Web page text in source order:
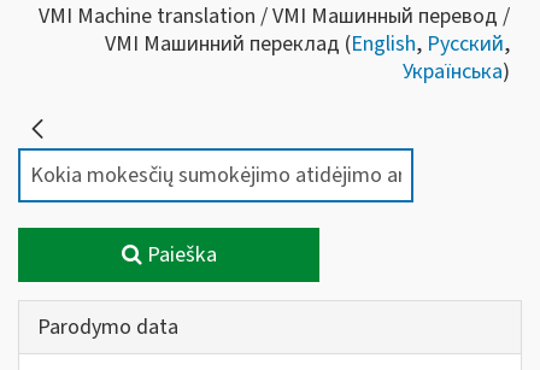
VMI Machine translation / VMI Машинный перевод /
VMI Машинний переклад (English, Русский,
Українська)
Paieška
Parodymo data